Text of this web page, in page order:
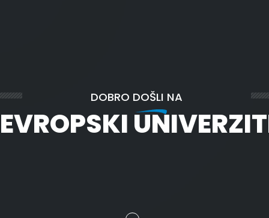
DOBRO DOŠLI NA
EVROPSKI